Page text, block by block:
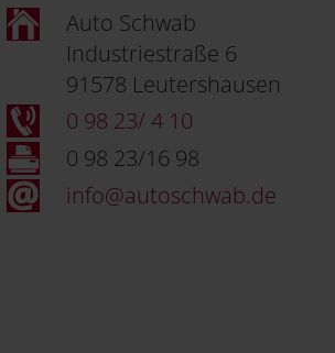
Auto Schwab
Industriestraße 6
91578 Leutershausen
0 98 23/ 4 10
0 98 23/16 98
info@autoschwab.de